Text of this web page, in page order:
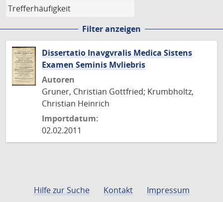
Filter anzeigen
Dissertatio Inavgvralis Medica Sistens
Examen Seminis Mvliebris
Autoren
Gruner, Christian Gottfried; Krumbholtz,
Christian Heinrich
Importdatum:
02.02.2011
Hilfe zur Suche Kontakt
Impressum